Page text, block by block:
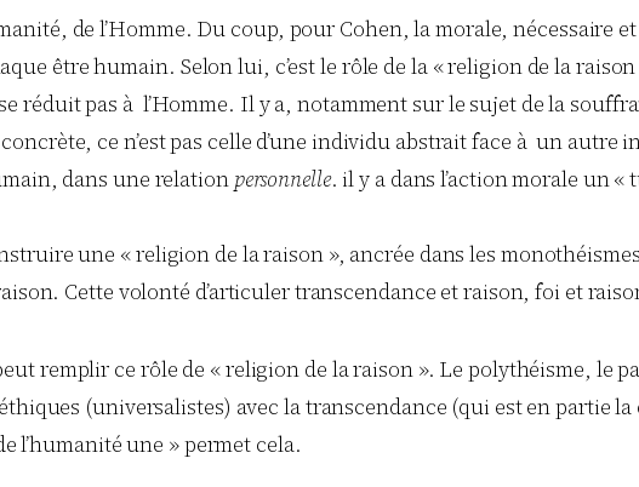
de l’Homme. Du coup, pour Cohen, la morale, nécessaire
être humain. Selon lui, c’est le rôle de la « religion de la
réduit pas à l’Homme. Il y a, notamment sur le sujet de la
ce n’est pas celle d’une individu abstrait face à un autre
dans une relation personnelle. il y a dans l’action morale un «
une « religion de la raison », ancrée dans les
Cette volonté d’articuler transcendance et raison, foi et
remplir ce rôle de « religion de la raison ». Le polythéisme, le
(universalistes) avec la transcendance (qui est en partie
l’humanité une » permet cela.